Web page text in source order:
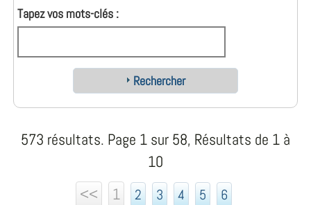
Tapez vos mots-clés :
Rechercher
573 résultats. Page 1 sur 58, Résultats de 1 à
10
<<
1 2 3 4 5 6